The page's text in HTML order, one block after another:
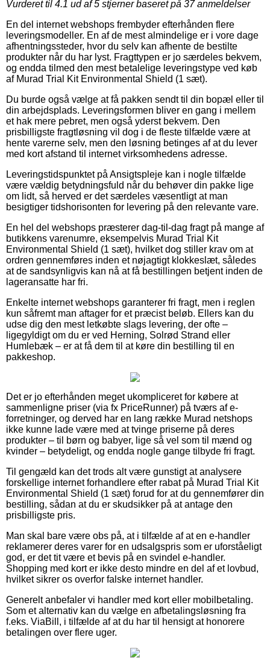
Vurderet til 4.1 ud af 5 stjerner baseret på 37anmeldelser
En del internet webshops frembyder efterhånden flere
leveringsmodeller. En af de mest almindelige er i vore dage
afhentningssteder, hvor du selv kan afhente de bestilte
produkter når du har lyst. Fragttypen er jo særdeles bekvem,
og endda tilmed den mest betalelige leveringstype ved køb
af Murad Trial Kit Environmental Shield (1 sæt).
Du burde også vælge at få pakken sendt til din bopæl eller til
din arbejdsplads. Leveringsformen bliver en gang i mellem
et hak mere pebret, men også yderst bekvem. Den
prisbilligste fragtløsning vil dog i de fleste tilfælde være at
hente varerne selv, men den løsning betinges af at du lever
med kort afstand til internet virksomhedens adresse.
Leveringstidspunktet på Ansigtspleje kan i nogle tilfælde
være vældig betydningsfuld når du behøver din pakke lige
om lidt, så herved er det særdeles væsentligt at man
besigtiger tidshorisonten for levering på den relevante vare.
En hel del webshops præsterer dag-til-dag fragt på mange af
butikkens varenumre, eksempelvis Murad Trial Kit
Environmental Shield (1 sæt), hvilket dog stiller krav om at
ordren gennemføres inden et nøjagtigt klokkeslæt, således
at de sandsynligvis kan nå at få bestillingen betjent inden de
lageransatte har fri.
Enkelte internet webshops garanterer fri fragt, men i reglen
kun såfremt man aftager for et præcist beløb. Ellers kan du
udse dig den mest letkøbte slags levering, der ofte –
ligegyldigt om du er ved Herning, Solrød Strand eller
Humlebæk – er at få dem til at køre din bestilling til en
pakkeshop.
Det er jo efterhånden meget ukompliceret for købere at
sammenligne priser (via fx PriceRunner) på tværs af e-
forretninger, og derved har en lang række Murad netshops
ikke kunne lade være med at tvinge priserne på deres
produkter – til børn og babyer, lige så vel som til mænd og
kvinder – betydeligt, og endda nogle gange tilbyde fri fragt.
Til gengæld kan det trods alt være gunstigt at analysere
forskellige internet forhandlere efter rabat på Murad Trial Kit
Environmental Shield (1 sæt) forud for at du gennemfører din
bestilling, sådan at du er skudsikker på at antage den
prisbilligste pris.
Man skal bare være obs på, at i tilfælde af at en e-handler
reklamerer deres varer for en udsalgspris som er uforståeligt
god, er det tit være et bevis på en svindel e-handler.
Shopping med kort er ikke desto mindre en del af et lovbud,
hvilket sikrer os overfor falske internet handler.
Generelt anbefaler vi handler med kort eller mobilbetaling.
Som et alternativ kan du vælge en afbetalingsløsning fra
f.eks. ViaBill, i tilfælde af at du har til hensigt at honorere
betalingen over flere uger.